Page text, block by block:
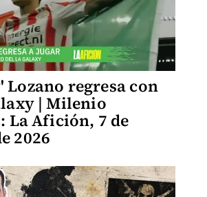
Lozano regresa con
| Milenio
La Afición, 7 de
2026